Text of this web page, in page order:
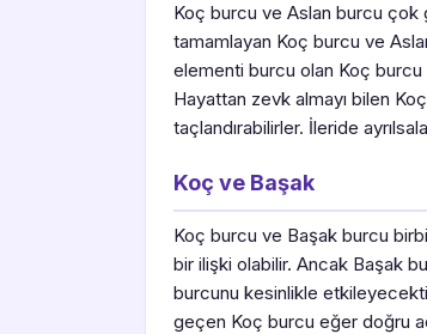
Koç burcu ve Aslan burcu çok
tamamlayan Koç burcu ve
elementi burcu olan Koç
Hayattan zevk almayı bilen
taçlandırabilirler. İleride
Koç ve Başak
Koç burcu ve Başak burcu
bir ilişki olabilir. Ancak Başak
burcunu kesinlikle
geçen Koç burcu eğer doğru